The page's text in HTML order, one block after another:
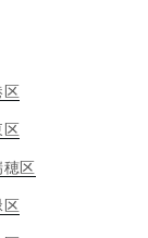
区
区
区
区